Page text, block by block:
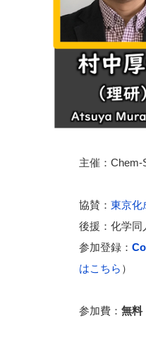
主催：Chem-
協賛： 東京化
後援：化学同
参加登録：
はこちら ）
参加費： 無料